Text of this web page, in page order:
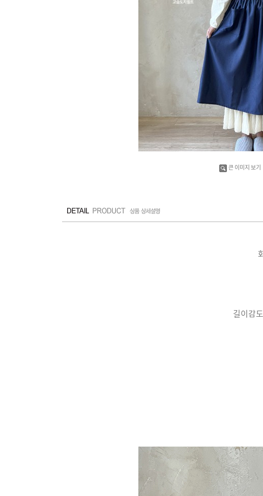
큰 이미지 보기
길이감